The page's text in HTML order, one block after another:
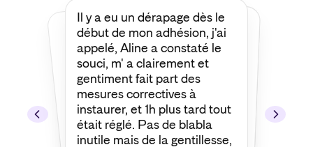
Je tiens à remercier François
d'Insify d’avoir défendu une
de mes demandes de prise
en charge les plus
compliquées et les plus
délicates. Grâce à lui,
l’assureur a fini par accepter
ma demande. Merci encore !
Il y a eu un dérapage dès le
début de mon adhésion, j'ai
appelé, Aline a constaté le
souci, m' a clairement et
gentiment fait part des
mesures correctives à
instaurer, et 1h plus tard tout
était réglé. Pas de blabla
inutile mais de la gentillesse,